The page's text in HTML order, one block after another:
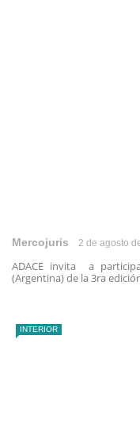
Mercojuris 2 de agosto
ADACE invita a
(Argentina) de la 3ra
INTERIOR